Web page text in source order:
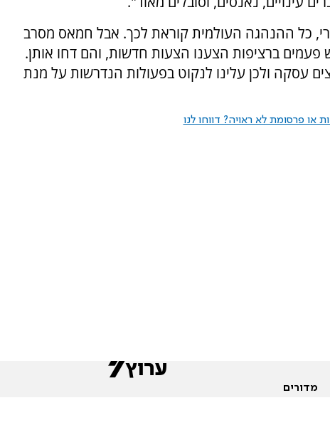
כל ההנהגה העולמית קוראת לכך. אבל חמאס מסרב
ברציפות הצענו הצעות חדשות, והם דחו אותן.
עסקה ולכן עלינו לנקוט בפעולות הנדרשות על מנת
או פרסומת לא ראויה? דווחו לנו
מדורים